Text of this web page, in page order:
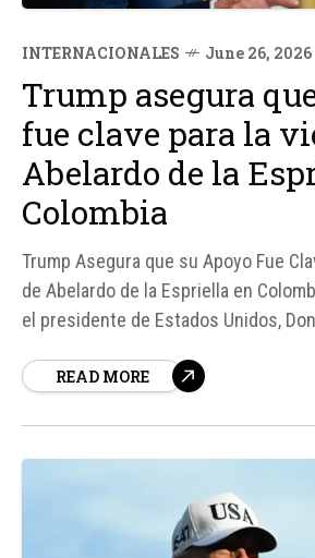
INTERNACIONALES June 26, 2026
Trump asegura
fue clave para la
Abelardo de la
Colombia
Trump Asegura que su Apoyo Fue
de Abelardo de la Espriella en
el presidente de Estados Unidos,
Colombia, Abelardo de la Espriella,
READ MORE